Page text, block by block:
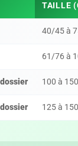
TAILLE
40/45 à
61/76 à
100 à 150
125 à 150